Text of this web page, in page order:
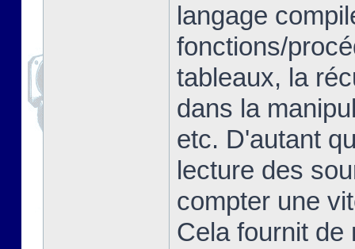
langage
fonctions/
tableaux, la
dans la
etc. D'autant
lecture des
compter une
Cela fournit de